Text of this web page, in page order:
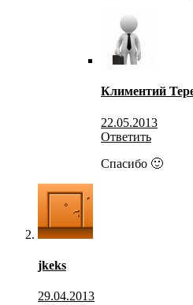
Климентий
22.05.2013
Ответить
Спасибо 🙂
jkeks
29.04.2013